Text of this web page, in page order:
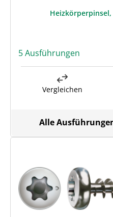
5 Ausführungen
Vergleichen
Alle